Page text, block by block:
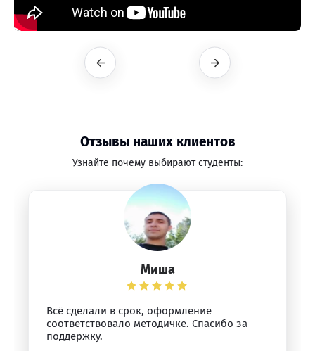
Отзывы наших клиентов
Узнайте почему выбирают студенты:
Миша
Всё сделали в срок, оформление
соответствовало методичке. Спасибо за
поддержку.